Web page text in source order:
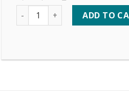
Quantity ADD TO